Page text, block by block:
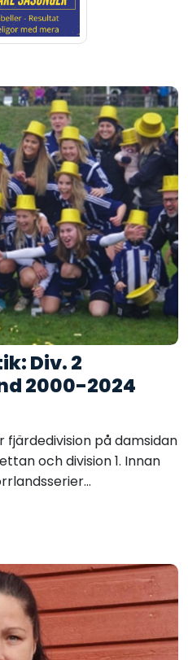
Div. 2
2000-2024
fjärdedivision på damsidan
och division 1. Innan